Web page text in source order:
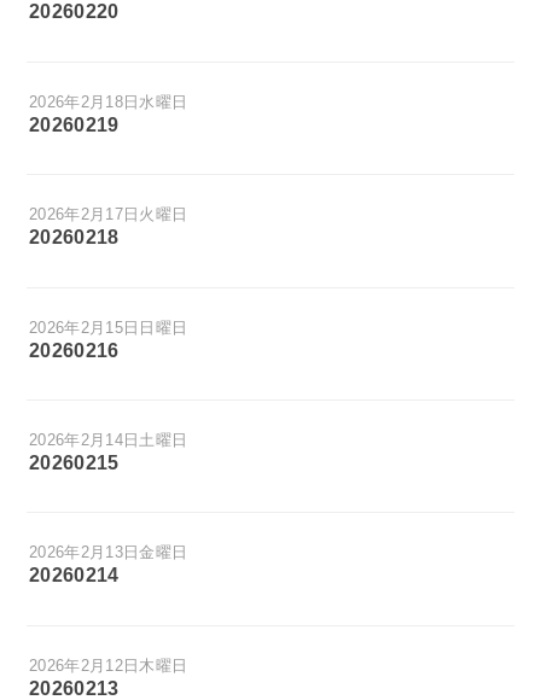
20260220
2026年2月18日水曜日
20260219
2026年2月17日火曜日
20260218
2026年2月15日日曜日
20260216
2026年2月14日土曜日
20260215
2026年2月13日金曜日
20260214
2026年2月12日木曜日
20260213